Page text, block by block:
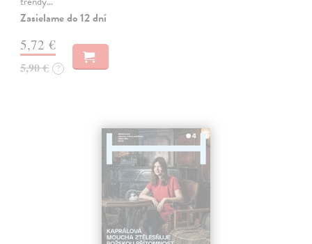
Zasielame do 12 dní
5,72 €
5,90 € ?